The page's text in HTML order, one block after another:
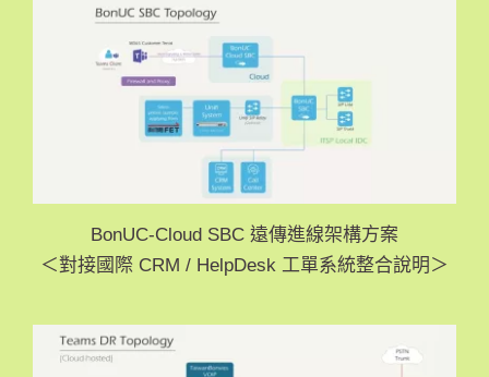
BonUC-Cloud SBC 遠傳進線架構方案
＜對接國際 CRM / HelpDesk 工單系統整合說明＞